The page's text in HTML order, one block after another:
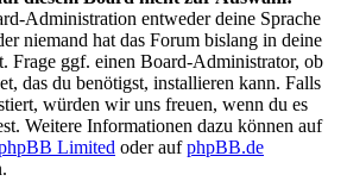
Administration entweder deine Sprache
niemand hat das Forum bislang in deine
Frage ggf. einen Board-Administrator, ob
das du benötigst, installieren kann. Falls
würden wir uns freuen, wenn du es
Weitere Informationen dazu können auf
Limited oder aufphpBB.de